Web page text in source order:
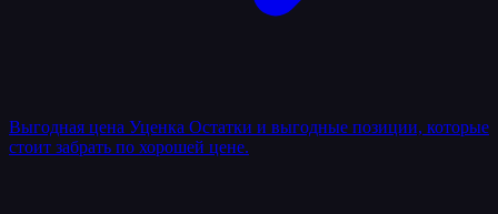
Выгодная цена Уценка Остатки и выгодные позиции, которые
стоит забрать по хорошей цене.